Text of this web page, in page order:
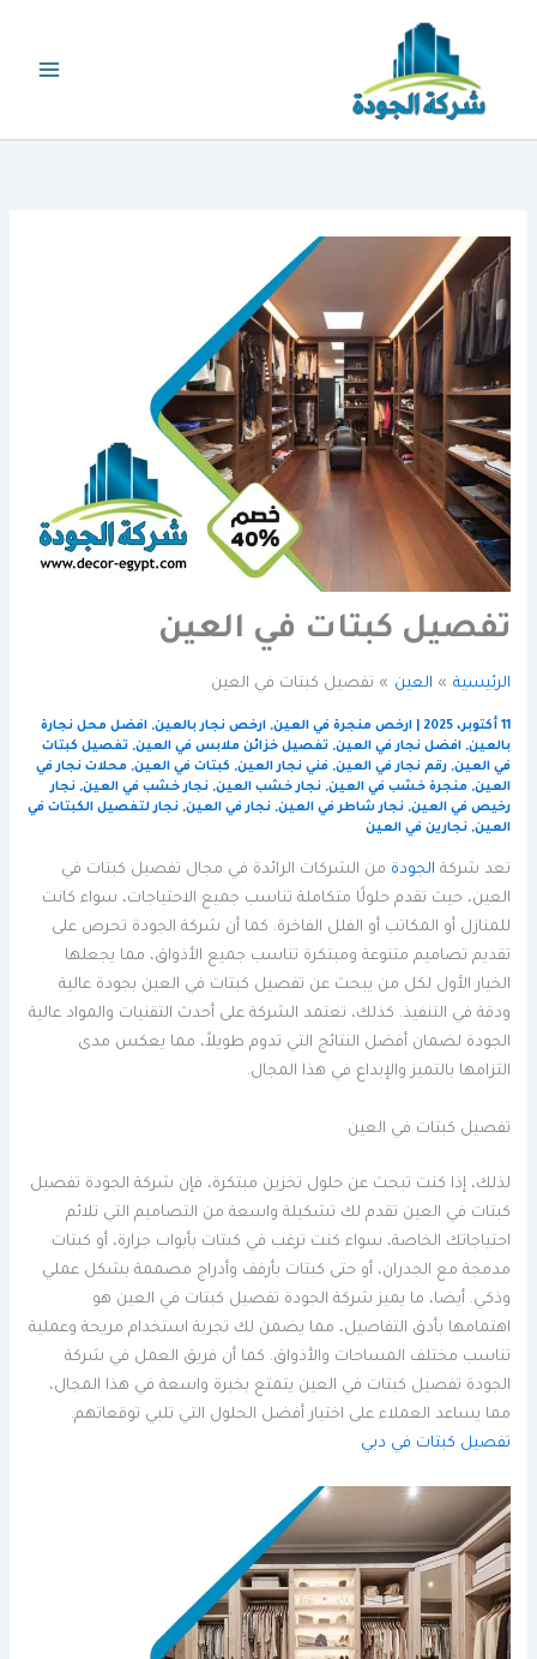
تفصيل كبتات في العين
الرئيسية العين تفصيل كبتات في العين
11 أكتوبر، 2025 |ارخص منجرة في العين,ارخص نجار بالعين,افضل محل نجارة
بالعين,افضل نجار في العين,تفصيل خزائن ملابس في العين,تفصيل كبتات
في العين,رقم نجار في العين,فني نجار العين,كبتات في العين, محلات نجار في
العين, منجرة خشب في العين,نجار خشب العين,نجار خشب في العين,نجار
رخيص في العين,نجار شاطر في العين,نجار في العين,نجار لتفصيل الكبتات في
العين,نجارين في العين
تعد شركة الجودة من الشركات الرائدة في مجال تفصيل كبتات في
العين، حيث تقدم حلولًا متكاملة تناسب جميع الاحتياجات، سواء كانت
للمنازل أو المكاتب أو الفلل الفاخرة. كما أن شركة الجودة تحرص على
تقديم تصاميم متنوعة ومبتكرة تناسب جميع الأذواق، مما يجعلها
الخيار الأول لكل من يبحث عن تفصيل كبتات في العين بجودة عالية
ودقة في التنفيذ. كذلك، تعتمد الشركة على أحدث التقنيات والمواد عالية
الجودة لضمان أفضل النتائج التي تدوم طويلاً، مما يعكس مدى
التزامها بالتميز والإبداع في هذا المجال.
تفصيل كبتات في العين
لذلك، إذا كنت تبحث عن حلول تخزين مبتكرة، فإن شركة الجودة تفصيل
كبتات في العين تقدم لك تشكيلة واسعة من التصاميم التي تلائم
احتياجاتك الخاصة، سواء كنت ترغب في كبتات بأبواب جرارة، أو كبتات
مدمجة مع الجدران، أو حتى كبتات بأرفف وأدراج مصممة بشكل عملي
وذكي. أيضا، ما يميز شركة الجودة تفصيل كبتات في العين هو
اهتمامها بأدق التفاصيل، مما يضمن لك تجربة استخدام مريحة وعملية
تناسب مختلف المساحات والأذواق. كما أن فريق العمل في شركة
الجودة تفصيل كبتات في العين يتمتع بخبرة واسعة في هذا المجال،
مما يساعد العملاء على اختيار أفضل الحلول التي تلبي توقعاتهم.
تفصيل كبتات في دبي